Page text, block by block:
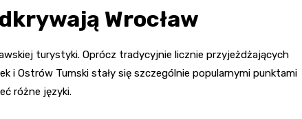
Wrocław
turystyki. Oprócz tradycyjnie licznie przyjeżdżających
i Ostrów Tumski stały się szczególnie popularnymi punktami
różne języki.